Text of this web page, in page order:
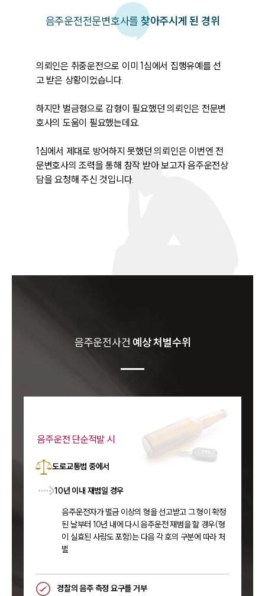
음주운전전문변호사를 찾아주시게 된 경위
의뢰인은 취중운전으로 이미 1심에서 집행유예를 선
고 받은 상황이었습니다.
하지만 벌금형으로 감형이 필요했던 의뢰인은 전문변
호사의 도움이 필요했는데요.
1심에서 제대로 방어하지 못했던 의뢰인은 이번엔 전
문변호사의 조력을 통해 참작 받아 보고자 음주운전상
담을 요청해 주신 것입니다.
음주운전사건 예상 처벌수위
음주운전 단순적발 시
도로교통법 중에서
10년 이내 재범일 경우
음주운전자가 벌금 이상의 형을 선고받고 그 형이 확정
된 날부터 10년 내에 다시 음주운전 재범을 할 경우(형
이 실효된 사람도 포함)는 다음 각 호의 구분에 따라 처
벌
경찰의 음주 측정 요구를 거부